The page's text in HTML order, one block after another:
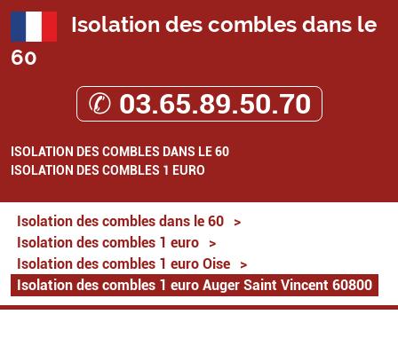
Isolation des combles dans le
60
✆ 03.65.89.50.70
ISOLATION DES COMBLES DANS LE 60
ISOLATION DES COMBLES 1 EURO
Isolation des combles dans le 60
>
Isolation des combles 1 euro
>
Isolation des combles 1 euro Oise
>
Isolation des combles 1 euro Auger Saint Vincent 60800